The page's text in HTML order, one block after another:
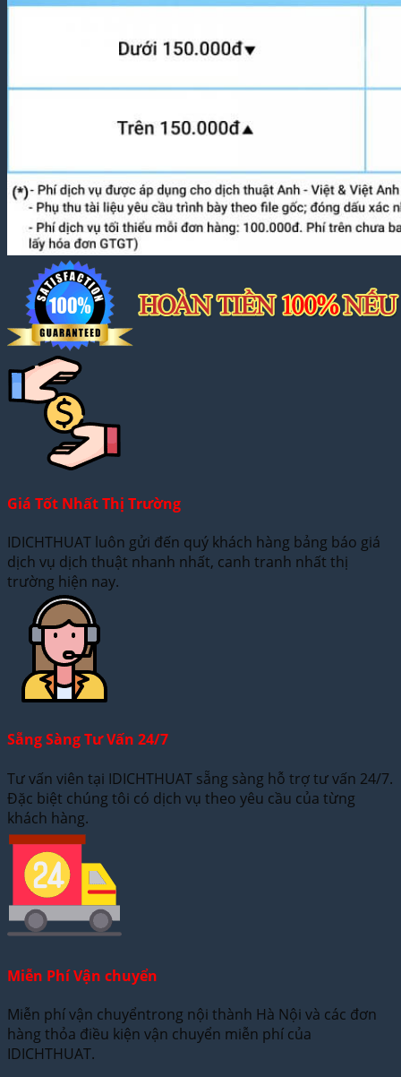
Giá Tốt Nhất Thị Trường
IDICHTHUAT luôn gửi đến quý khách hàng bảng báo giá
dịch vụ dịch thuật nhanh nhất, canh tranh nhất thị
trường hiện nay.
Sẵng Sàng Tư Vấn 24/7
Tư vấn viên tại IDICHTHUAT sẵng sàng hỗ trợ tư vấn 24/7.
Đặc biệt chúng tôi có dịch vụ theo yêu cầu của từng
khách hàng.
Miễn Phí Vận chuyển
Miễn phí vận chuyểntrong nội thành Hà Nội và các đơn
hàng thỏa điều kiện vận chuyển miễn phí của
IDICHTHUAT.